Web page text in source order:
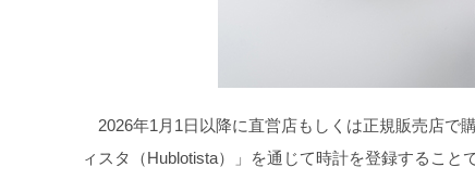
2026年1月1日以降に直営店もしくは正規販売店で
ィスタ（Hublotista）」を通じて時計を登録するこ